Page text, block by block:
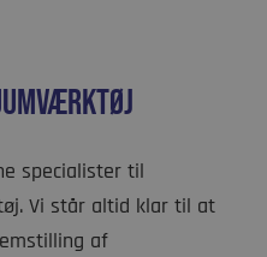
specialister til
Vi står altid klar til at
af